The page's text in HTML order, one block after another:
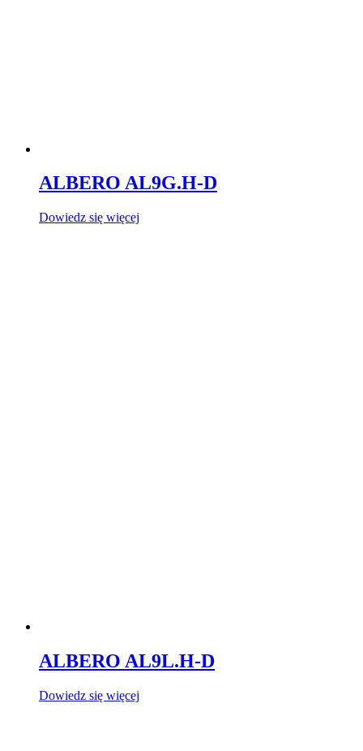
ALBERO AL9G.H-D
Dowiedz się więcej
ALBERO AL9L.H-D
Dowiedz się więcej